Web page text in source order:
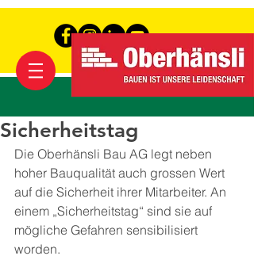
Sicherheitstag
Die Oberhänsli Bau AG legt neben
hoher Bauqualität auch grossen Wert
auf die Sicherheit ihrer Mitarbeiter. An
einem „Sicherheitstag“ sind sie auf
mögliche Gefahren sensibilisiert
worden.